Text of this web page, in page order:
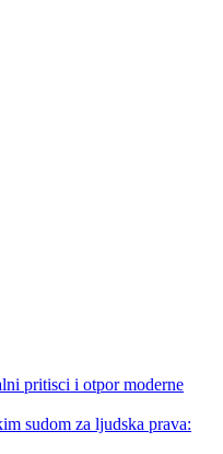
pritisci i otpor moderne
sudom za ljudska prava: